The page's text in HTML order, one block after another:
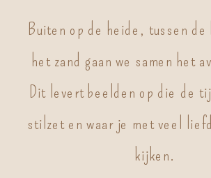
Buiten op de heide, tussen de
het zand gaan we samen het
Dit levert beelden op die de
stilzet en waar je met veel
kijken.